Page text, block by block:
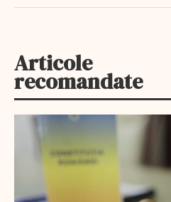
Articole
recomandate